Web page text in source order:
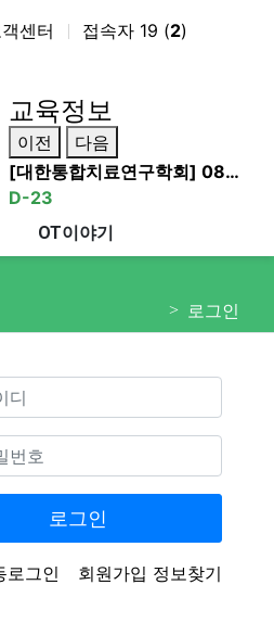
센터 접속자 19 (2)
교육정보
이전
다음
[대한통합치료연구학회] 08…
D-23
OT이야기
로그인
필수
로그인
로그인 회원가입 정보찾기